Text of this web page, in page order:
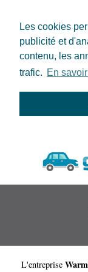
Les cookies
publicité et
contenu, les
trafic. En
L'entreprise